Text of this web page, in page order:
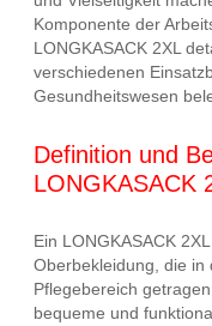
Komponente der
LONGKASACK 2XL
verschiedenen
Gesundheitswesen
Definition und
LONGKASACK
Ein LONGKASACK
Oberbekleidung, die in
Pflegebereich
bequeme und